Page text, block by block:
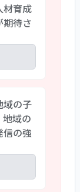
い、
写真
、保
を設
ケー
に関す
が保
示さ
者の
媒体
層の情
材育成
待さ
み化
用い
を整え
態の異
定期的
強化
域の子
域の
信の強